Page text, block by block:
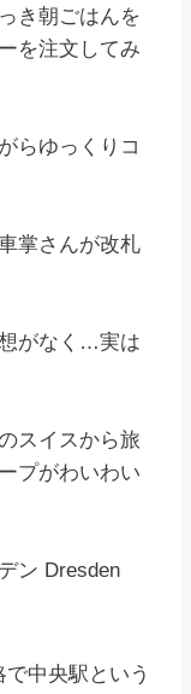
き朝ごはんを
を注文してみ
らゆっくりコ
掌さんが改札
がなく…実は
スイスから旅
プがわいわい
ン Dresden
中央駅という